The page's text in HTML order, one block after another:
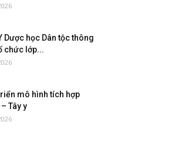
Dược học Dân tộc thông
chức lớp...
mô hình tích hợp
Tây y